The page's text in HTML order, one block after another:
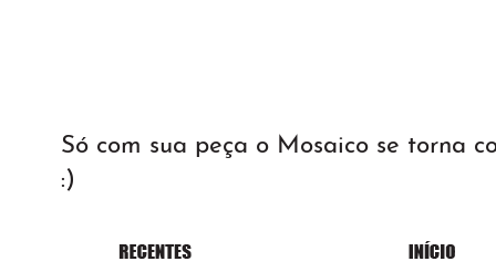
Só com sua peça o Mosaico se torna
:)